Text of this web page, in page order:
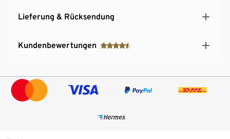
Lieferung & Rücksendung
Kundenbewertungen